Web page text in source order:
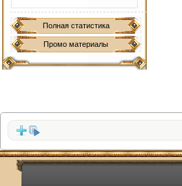
Полная статистика
Промо материалы